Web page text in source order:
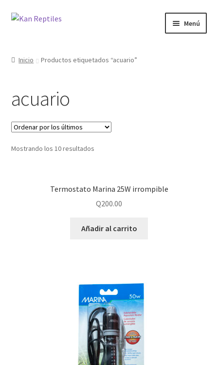
Ir
Ir
Menú
Blog
Inicio Productos etiquetados “acuario”
acuario
Mostrando los 10 resultados
Termostato Marina 25W irrompible
Q200.00
Añadir al carrito